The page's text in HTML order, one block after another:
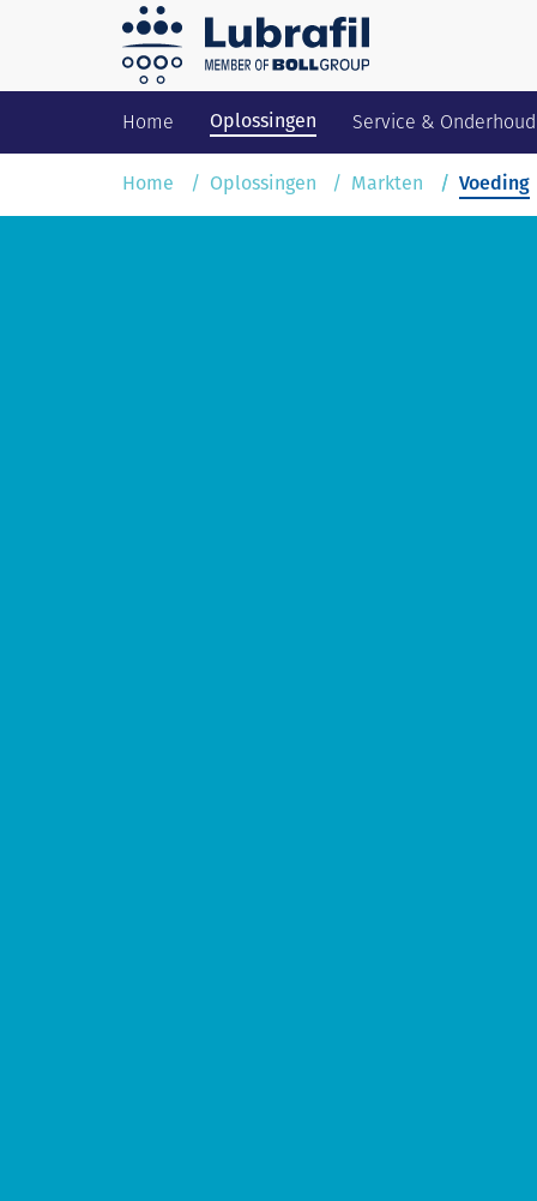
Home Oplossingen Service & Onderhoud
Home Oplossingen Markten Voeding